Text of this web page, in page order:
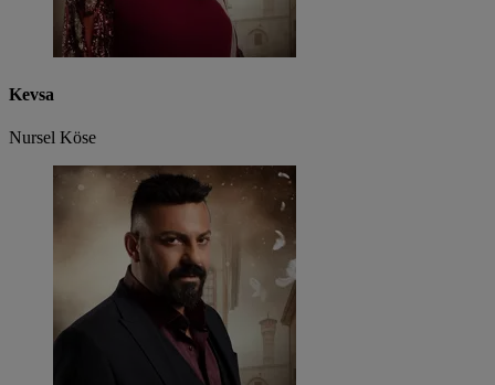
Kevsa
Nursel Köse